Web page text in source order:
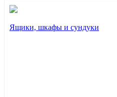
Ящики, шкафы и сундуки